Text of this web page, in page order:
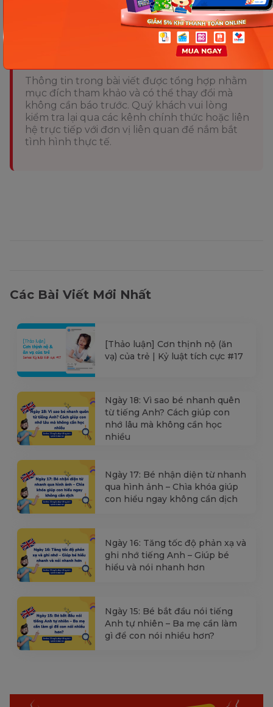
Chia sẻ ngay
Thông tin trong bài viết được tổng hợp nhằm
mục đích tham khảo và có thể thay đổi mà
không cần báo trước. Quý khách vui lòng
kiểm tra lại qua các kênh chính thức hoặc liên
hệ trực tiếp với đơn vị liên quan để nắm bắt
tình hình thực tế.
Các Bài Viết Mới Nhất
[Thảo luận] Cơn thịnh nộ (ăn
vạ) của trẻ | Kỷ luật tích cực #17
Ngày 18: Vì sao bé nhanh quên
từ tiếng Anh? Cách giúp con
nhớ lâu mà không cần học
nhiều
Ngày 17: Bé nhận diện từ nhanh
qua hình ảnh – Chìa khóa giúp
con hiểu ngay không cần dịch
Ngày 16: Tăng tốc độ phản xạ và
ghi nhớ tiếng Anh – Giúp bé
hiểu và nói nhanh hơn
Ngày 15: Bé bắt đầu nói tiếng
Anh tự nhiên – Ba mẹ cần làm
gì để con nói nhiều hơn?